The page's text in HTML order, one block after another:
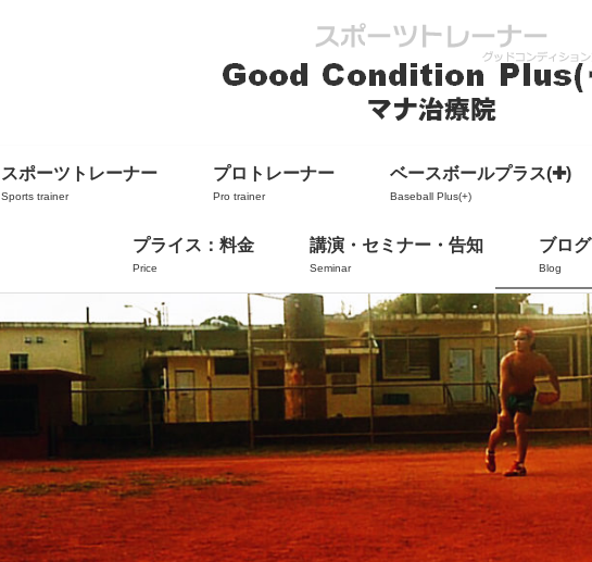
スポーツトレーナー
Sports trainer
プロトレーナー
Pro trainer
ベースボールプラス(✚)
Baseball Plus(+)
プライス：料金
Price
講演・セミナー・告知
Seminar
ブログ
Blog